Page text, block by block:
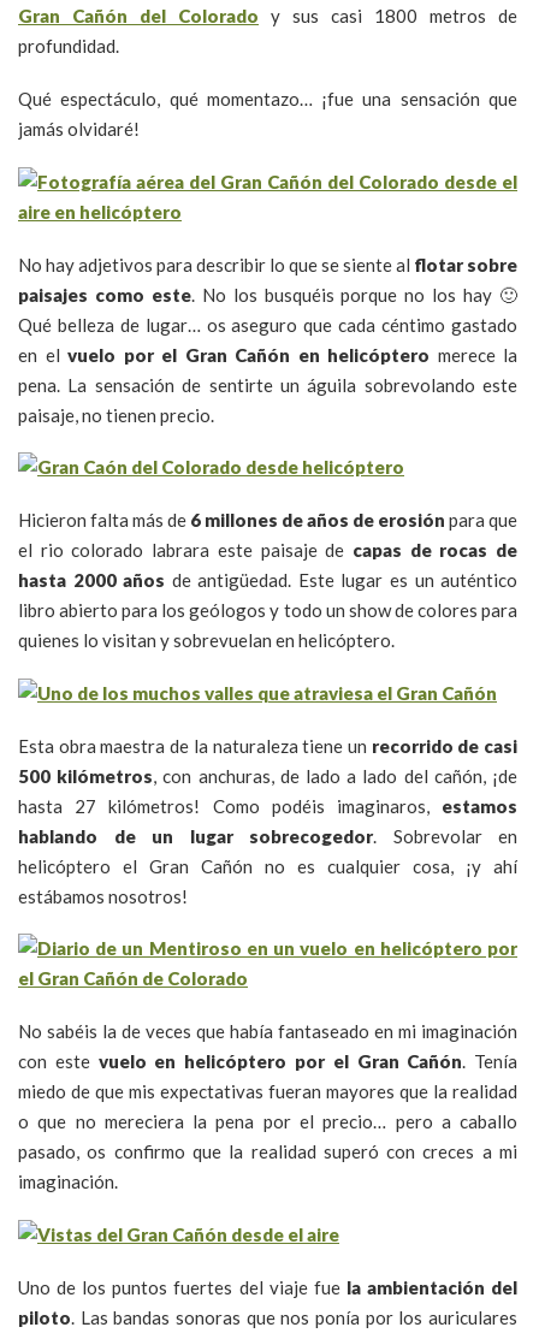
Gran Cañón del Colorado y sus casi 1800 metros de
profundidad.
Qué espectáculo, qué momentazo… ¡fue una sensación que
jamás olvidaré!
No hay adjetivos para describir lo que se siente al flotar sobre
paisajes como este. No los busquéis porque no los hay 🙂
Qué belleza de lugar… os aseguro que cada céntimo gastado
en elvuelo por el Gran Cañón en helicóptero merece la
pena. La sensación de sentirte un águila sobrevolando este
paisaje, no tienen precio.
Hicieron falta más de 6 millones de años de erosión para que
el rio colorado labrara este paisaje de capas de rocas de
hasta 2000 años de antigüedad. Este lugar es un auténtico
libro abierto para los geólogos y todo un show de colores para
quienes lo visitan y sobrevuelan en helicóptero.
Esta obra maestra de la naturaleza tiene un recorrido de casi
500 kilómetros, con anchuras, de lado a lado del cañón, ¡de
hasta 27 kilómetros! Como podéis imaginaros, estamos
hablando de un lugar sobrecogedor. Sobrevolar en
helicóptero el Gran Cañón no es cualquier cosa, ¡y ahí
estábamos nosotros!
No sabéis la de veces que había fantaseado en mi imaginación
con este vuelo en helicóptero por el Gran Cañón. Tenía
miedo de que mis expectativas fueran mayores que la realidad
o que no mereciera la pena por el precio… pero a caballo
pasado, os confirmo que la realidad superó con creces a mi
imaginación.
Uno de los puntos fuertes del viaje fue la ambientación del
piloto. Las bandas sonoras que nos ponía por los auriculares